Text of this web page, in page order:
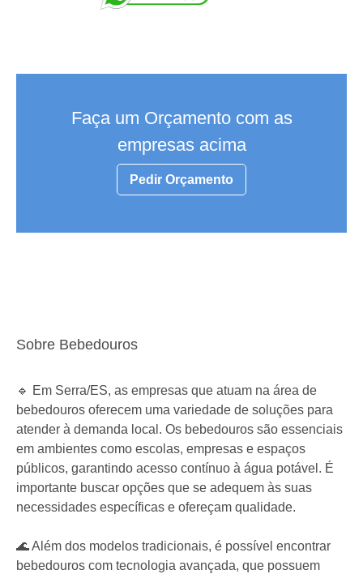
Faça um Orçamento com as
empresas acima
Pedir Orçamento
Sobre Bebedouros
🔹 Em Serra/ES, as empresas que atuam na área de
bebedouros oferecem uma variedade de soluções para
atender à demanda local. Os bebedouros são essenciais
em ambientes como escolas, empresas e espaços
públicos, garantindo acesso contínuo à água potável. É
importante buscar opções que se adequem às suas
necessidades específicas e ofereçam qualidade.
🌊 Além dos modelos tradicionais, é possível encontrar
bebedouros com tecnologia avançada, que possuem